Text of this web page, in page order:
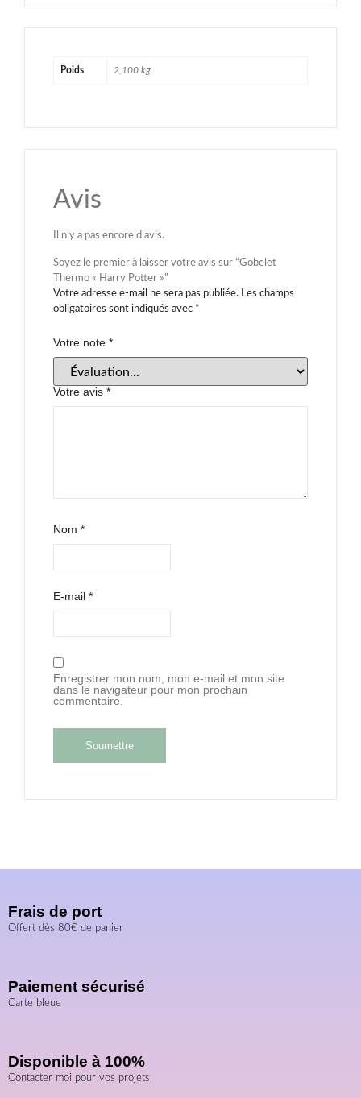
Poids 2,100 kg
Avis
Il n’y a pas encore d’avis.
Soyez le premier à laisser votre avis sur “Gobelet
Thermo « Harry Potter »”
Votre adresse e-mail ne sera pas publiée. Les champs
obligatoires sont indiqués avec *
Votre note *
Votre avis *
Nom *
E-mail *
Enregistrer mon nom, mon e-mail et mon site
dans le navigateur pour mon prochain
commentaire.
Frais de port
Offert dès 80€ de panier
Paiement sécurisé
Carte bleue
Disponible à 100%
Contacter moi pour vos projets